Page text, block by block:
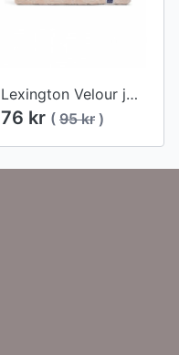
Lexington Velour jacquard håndklæde med bladmønster, beige
76 kr ( 95 kr )